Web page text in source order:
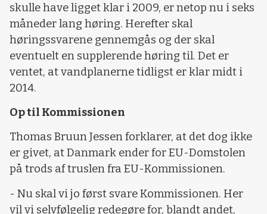
skulle have ligget klar i 2009, er netop nu i seks
måneder lang høring. Herefter skal
høringssvarene gennemgås og der skal
eventuelt en supplerende høring til. Det er
ventet, at vandplanerne tidligst er klar midt i
2014.
Op til Kommissionen
Thomas Bruun Jessen forklarer, at det dog ikke
er givet, at Danmark ender for EU-Domstolen
på trods af truslen fra EU-Kommissionen.
- Nu skal vi jo først svare Kommissionen. Her
vil vi selvfølgelig redegøre for, blandt andet,